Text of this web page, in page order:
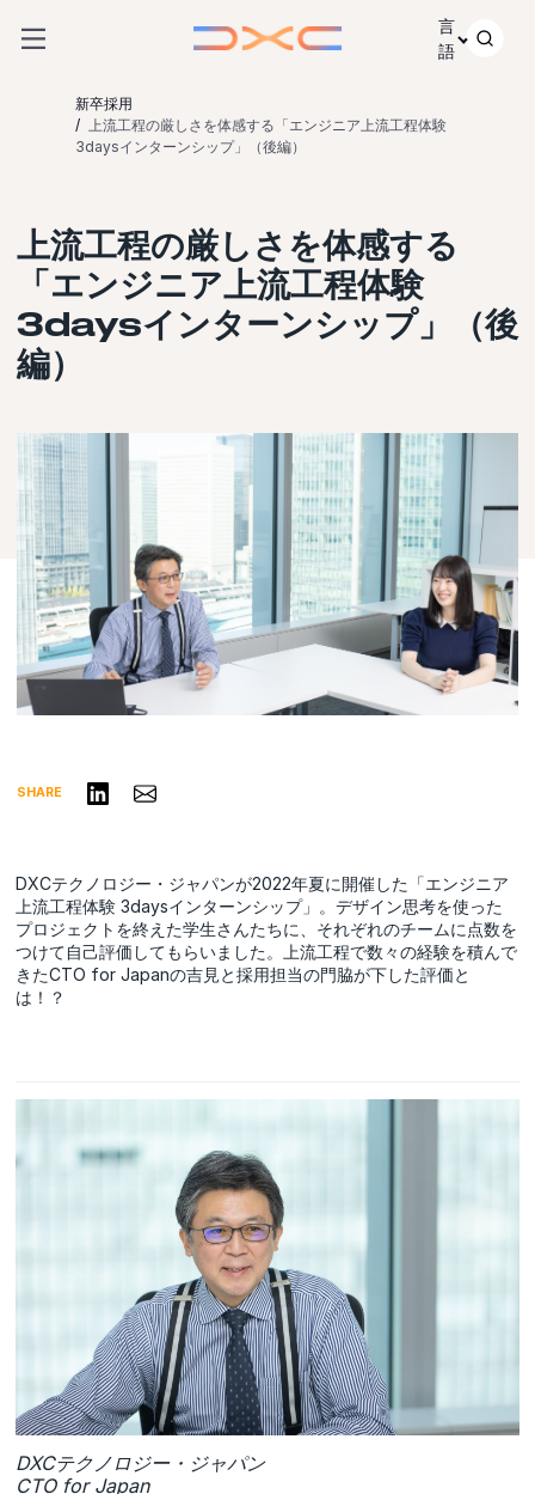
言
語
新卒採用
上流工程の厳しさを体感する「エンジニア上流工程体験
3daysインターンシップ」（後編）
上流工程の厳しさを体感する
「エンジニア上流工程体験
3daysインターンシップ」（後
編）
SHARE リンクトインで共有する
Share via Email
DXCテクノロジー・ジャパンが2022年夏に開催した「エンジニア
上流工程体験 3daysインターンシップ」。デザイン思考を使った
プロジェクトを終えた学生さんたちに、それぞれのチームに点数を
つけて自己評価してもらいました。上流工程で数々の経験を積んで
きたCTO for Japanの吉見と採用担当の門脇が下した評価と
は！？
DXCテクノロジー・ジャパン
CTO for Japan